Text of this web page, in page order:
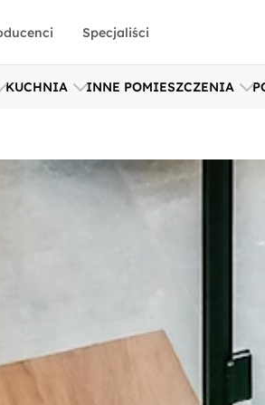
KUCHNIA INNE POMIESZCZENIA
Specjaliści